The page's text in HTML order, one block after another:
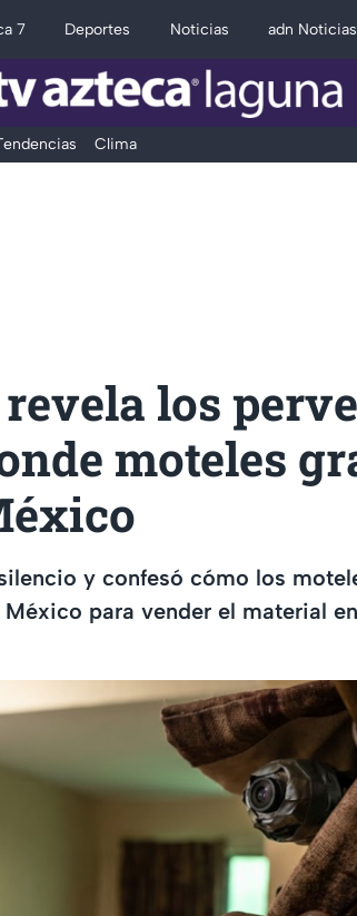
7 Deportes Noticias adn Noticias
Clima
los
moteles
y confesó cómo los
para vender el material